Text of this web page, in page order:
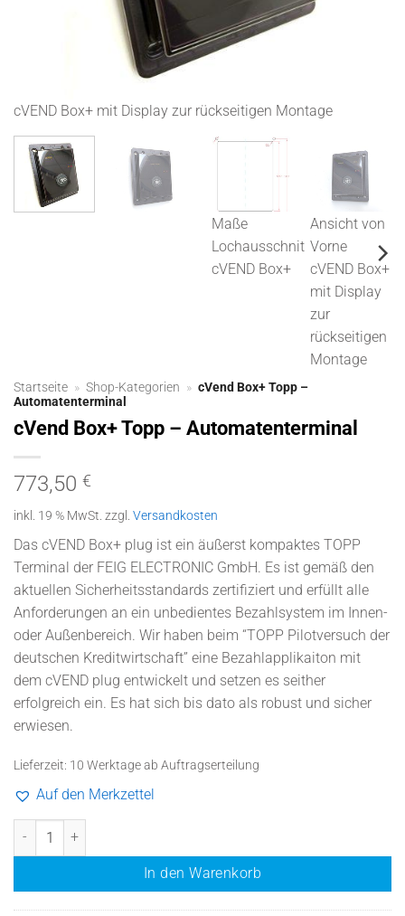
cVEND Box+ mit Display zur rückseitigen Montage
Maße
Lochausschnit
cVEND Box+
Ansicht von
Vorne
cVEND Box+
mit Display
zur
rückseitigen
Montage
Startseite » Shop-Kategorien » cVend Box+ Topp –
Automatenterminal
cVend Box+ Topp – Automatenterminal
773,50 €
inkl. 19 % MwSt. zzgl. Versandkosten
Das cVEND Box+ plug ist ein äußerst kompaktes TOPP
Terminal der FEIG ELECTRONIC GmbH. Es ist gemäß den
aktuellen Sicherheitsstandards zertifiziert und erfüllt alle
Anforderungen an ein unbedientes Bezahlsystem im Innen-
oder Außenbereich. Wir haben beim “TOPP Pilotversuch der
deutschen Kreditwirtschaft” eine Bezahlapplikaiton mit
dem cVEND plug entwickelt und setzen es seither
erfolgreich ein. Es hat sich bis dato als robust und sicher
erwiesen.
Lieferzeit: 10 Werktage ab Auftragserteilung
Auf den Merkzettel
cVend Box+ Topp - Automatenterminal Menge
In den Warenkorb